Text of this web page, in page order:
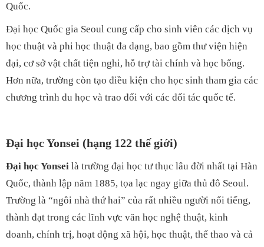
Quốc.
Đại học Quốc gia Seoul cung cấp cho sinh viên các dịch vụ
học thuật và phi học thuật đa dạng, bao gồm thư viện hiện
đại, cơ sở vật chất tiện nghi, hỗ trợ tài chính và học bổng.
Hơn nữa, trường còn tạo điều kiện cho học sinh tham gia các
chương trình du học và trao đổi với các đối tác quốc tế.
Đại học Yonsei (hạng 122 thế giới)
Đại học Yonsei là trường đại học tư thục lâu đời nhất tại Hàn
Quốc, thành lập năm 1885, tọa lạc ngay giữa thủ đô Seoul.
Trường là “ngôi nhà thứ hai” của rất nhiều người nổi tiếng,
thành đạt trong các lĩnh vực văn học nghệ thuật, kinh
doanh, chính trị, hoạt động xã hội, học thuật, thể thao và cả